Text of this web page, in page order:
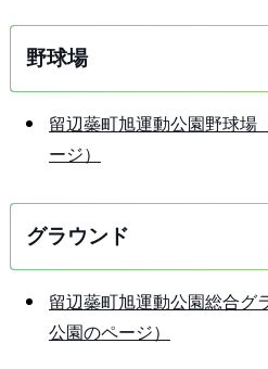
野球場
留辺蘂町旭運動公園野球場
ージ）
グラウンド
留辺蘂町旭運動公園総合グ
公園のページ）